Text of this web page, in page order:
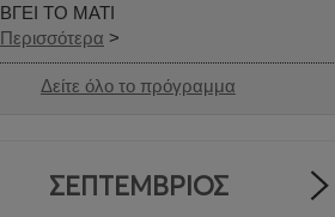
ΒΓΕΙ ΤΟ ΜΑΤΙ
Περισσότερα >
Δείτε όλο το πρόγραμμα
ΣΕΠΤΈΜΒΡΙΟΣ